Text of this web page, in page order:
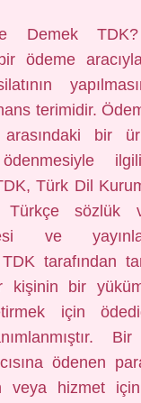
Demek
ödeme
terimidir.
arasındaki bir
Türk Dil
sözlük
ve
tarafından
kişinin bir
için
ödenen
veya hizmet